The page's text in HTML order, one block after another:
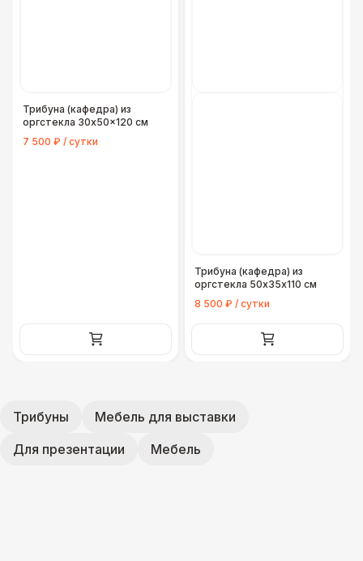
Трибуна (кафедра) из
оргстекла 30x50x120 см
7 500 ₽ / сутки
Трибуна (кафедра) из
оргстекла 50х35х110 см
8 500 ₽ / сутки
Трибуны
Мебель для выставки
Для презентации
Мебель